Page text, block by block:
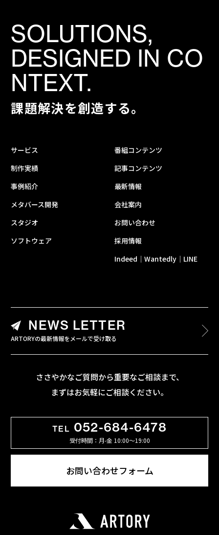
SOLUTIONS,
DESIGNED IN CO
NTEXT.
課題解決を創造する。
サービス
制作実績
事例紹介
メタバース開発
スタジオ
ソフトウェア
番組コンテンツ
記事コンテンツ
最新情報
会社案内
お問い合わせ
採用情報
Indeed ｜ Wantedly ｜ LINE
NEWS LETTER
ARTORYの最新情報をメールで受け取る
ささやかなご質問から重要なご相談まで、
まずはお気軽にご相談ください。
TEL 052-684-6478
受付時間：月-金 10:00〜19:00
お問い合わせフォーム